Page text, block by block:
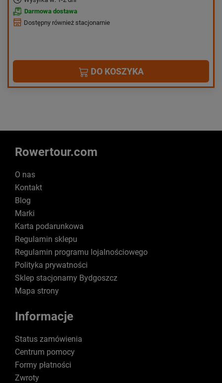
Darmowa dostawa
Dostępny również stacjonarnie
DO KOSZYKA
Rowertour.com
O nas
Kontakt
Blog
Marki
Karta podarunkowa
Regulamin sklepu
Regulamin programu lojalnościowego
Polityka prywatności
Sklep stacjonarny Bydgoszcz
Mapa strony
Informacje
Status zamówienia
Centrum pomocy
Formy płatności
Zwroty